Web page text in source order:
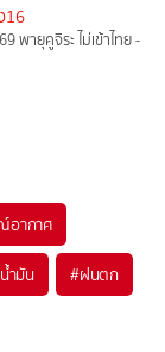
16
ายุคูจิระ ไม่เข้าไทย -
อากาศ
ำมัน #ฝนตก